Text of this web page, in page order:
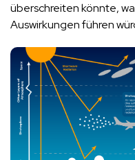
überschreiten könnte,
Auswirkungen führen